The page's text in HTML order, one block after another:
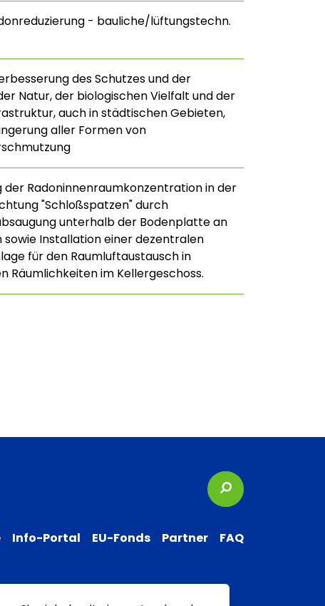
- bauliche/lüftungstechn.
des Schutzes und der
Natur, der biologischen Vielfalt und der
auch in städtischen Gebieten,
aller Formen von
der Radoninnenraumkonzentration in der
"Schloßspatzen" durch
unterhalb der Bodenplatte an
sowie Installation einer dezentralen
für den Raumluftaustausch in
Räumlichkeiten im Kellergeschoss.
Suchbegriffe
Info-Portal EU-Fonds Partner FAQ